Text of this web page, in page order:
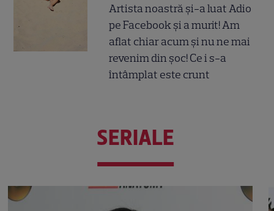
Artista noastră și-a luat Adio
pe Facebook și a murit! Am
aflat chiar acum și nu ne mai
revenim din șoc! Ce i s-a
întâmplat este crunt
SERIALE